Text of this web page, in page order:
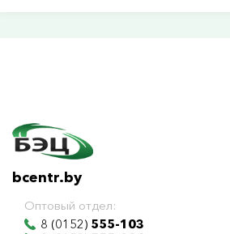
bcentr.by
Оптовый отдел:
8 (0152) 555-103